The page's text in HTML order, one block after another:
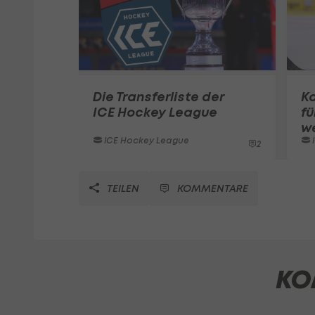
Die Transferliste der
ICE Hockey League
ICE Hockey League 2
TEILEN KOMMENTARE